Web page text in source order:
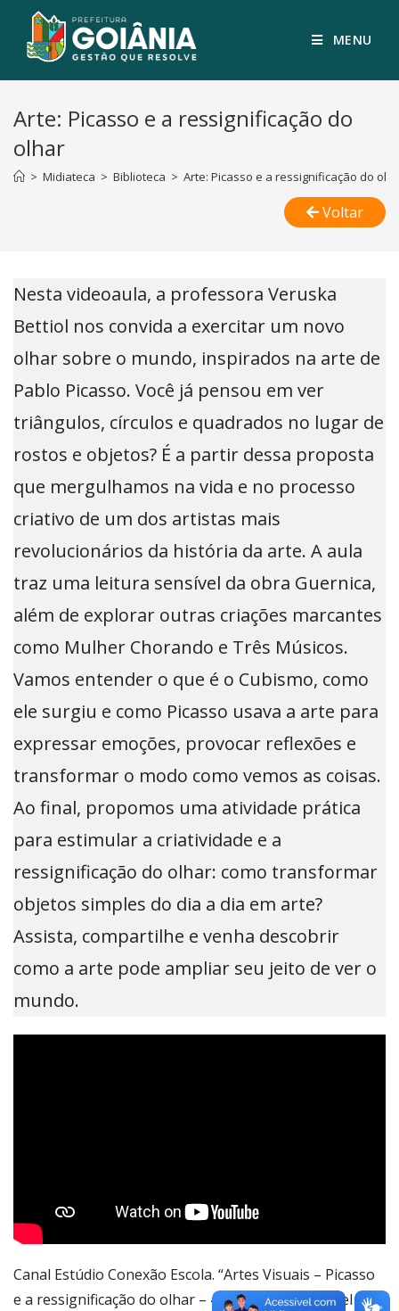
MENU
Arte: Picasso e a ressignificação do
olhar
> Midiateca > Biblioteca > Arte: Picasso e a ressignificação do
Voltar
Nesta videoaula, a professora Veruska
Bettiol nos convida a exercitar um novo
olhar sobre o mundo, inspirados na arte de
Pablo Picasso. Você já pensou em ver
triângulos, círculos e quadrados no lugar de
rostos e objetos? É a partir dessa proposta
que mergulhamos na vida e no processo
criativo de um dos artistas mais
revolucionários da história da arte. A aula
traz uma leitura sensível da obra Guernica,
além de explorar outras criações marcantes
como Mulher Chorando e Três Músicos.
Vamos entender o que é o Cubismo, como
ele surgiu e como Picasso usava a arte para
expressar emoções, provocar reflexões e
transformar o modo como vemos as coisas.
Ao final, propomos uma atividade prática
para estimular a criatividade e a
ressignificação do olhar: como transformar
objetos simples do dia a dia em arte?
Assista, compartilhe e venha descobrir
como a arte pode ampliar seu jeito de ver o
mundo.
Canal Estúdio Conexão Escola. “Artes Visuais – Picasso
e a ressignificação do olhar – 4º ano EF”. Disponível em